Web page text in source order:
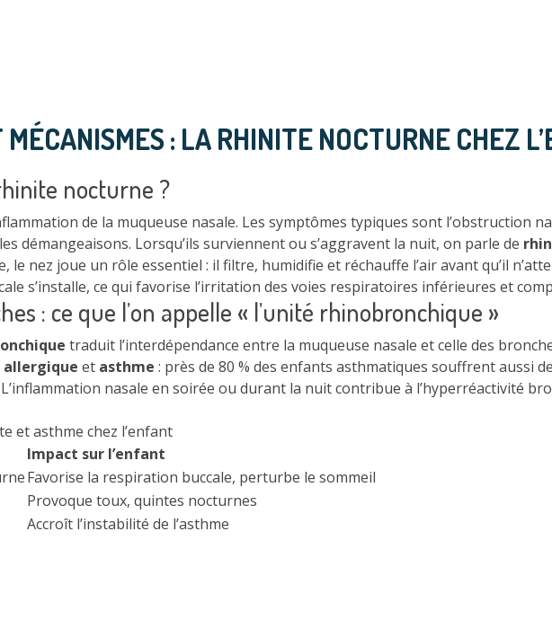
: LA RHINITE NOCTURNE CHEZ
nocturne ?
de la muqueuse nasale. Les symptômes typiques sont l’obstruction
démangeaisons. Lorsqu’ils surviennent ou s’aggravent la nuit, on parle de
le nez joue un rôle essentiel : il filtre, humidifie et réchauffe l’air avant qu’il
s’installe, ce qui favorise l’irritation des voies respiratoires inférieures et
: ce que l’on appelle « l’unité rhinobronchique »
traduit l’interdépendance entre la muqueuse nasale et celle des
et asthme : près de 80 % des enfants asthmatiques souffrent aussi
L’inflammation nasale en soirée ou durant la nuit contribue à l’hyperréactivité
et asthme chez l’enfant
Impact sur l’enfant
Favorise la respiration buccale, perturbe le sommeil
Provoque toux, quintes nocturnes
Accroît l’instabilité de l’asthme